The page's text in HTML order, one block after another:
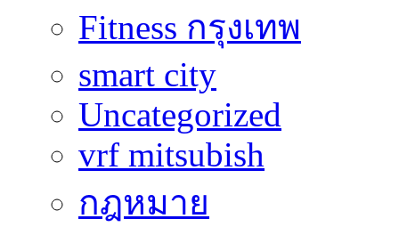
Fitness กรุงเทพ
smart city
Uncategorized
vrf mitsubish
กฎหมาย